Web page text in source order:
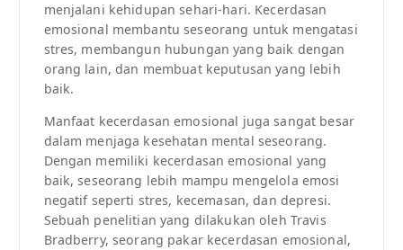
menjalani kehidupan sehari-hari. Kecerdasan
emosional membantu seseorang untuk mengatasi
stres, membangun hubungan yang baik dengan
orang lain, dan membuat keputusan yang lebih
baik.
Manfaat kecerdasan emosional juga sangat besar
dalam menjaga kesehatan mental seseorang.
Dengan memiliki kecerdasan emosional yang
baik, seseorang lebih mampu mengelola emosi
negatif seperti stres, kecemasan, dan depresi.
Sebuah penelitian yang dilakukan oleh Travis
Bradberry, seorang pakar kecerdasan emosional,